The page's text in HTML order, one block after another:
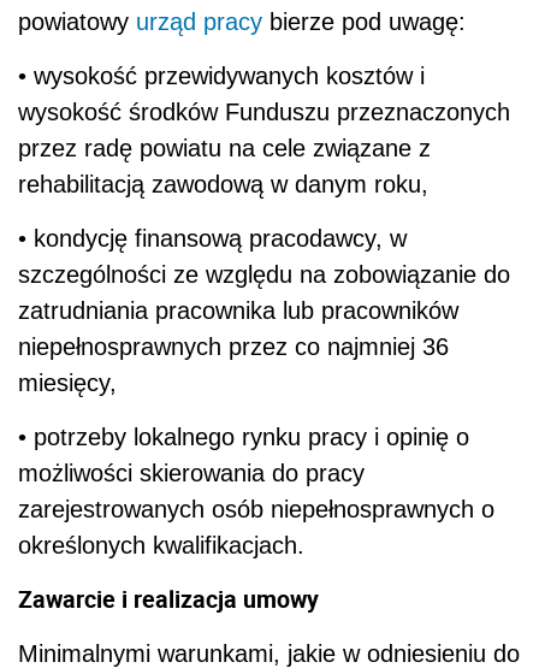
powiatowy urząd pracy bierze pod uwagę:
• wysokość przewidywanych kosztów i
wysokość środków Funduszu przeznaczonych
przez radę powiatu na cele związane z
rehabilitacją zawodową w danym roku,
• kondycję finansową pracodawcy, w
szczególności ze względu na zobowiązanie do
zatrudniania pracownika lub pracowników
niepełnosprawnych przez co najmniej 36
miesięcy,
• potrzeby lokalnego rynku pracy i opinię o
możliwości skierowania do pracy
zarejestrowanych osób niepełnosprawnych o
określonych kwalifikacjach.
Zawarcie i realizacja umowy
Minimalnymi warunkami, jakie w odniesieniu do